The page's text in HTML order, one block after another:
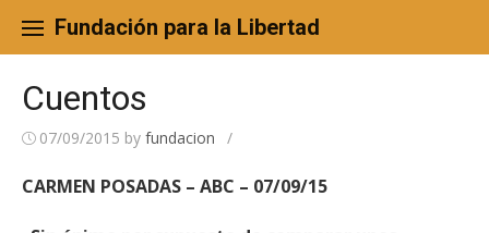
content
Fundación para la Libertad
Cuentos
07/09/2015 by fundacion /
CARMEN POSADAS – ABC – 07/09/15